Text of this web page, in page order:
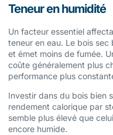
Teneur en humidité
Un facteur essentiel
teneur en eau. Le bois
et émet moins de fumée.
coûte généralement plus
performance plus
Investir dans du bois bien
rendement calorique par
semble plus élevé que
encore humide.